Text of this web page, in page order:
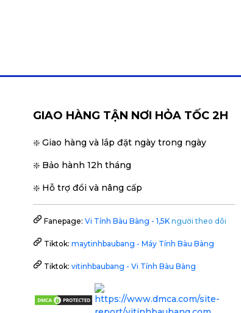
GIAO HÀNG TẬN NƠI HỎA TỐC 2H
❇️ Giao hàng và lắp đặt ngày trong ngày
❇️ Bảo hành 12h tháng
❇️ Hỗ trợ đổi và nâng cấp
Fanepage: Vi Tính Bàu Bàng - 1,5K người theo dõi
Tiktok: maytinhbaubang - Máy Tính Bàu Bàng
Tiktok: vitinhbaubang - Vi Tính Bàu Bàng